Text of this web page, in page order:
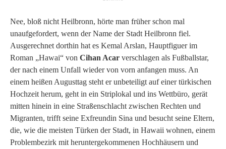
Nee, bloß nicht Heilbronn, hörte man früher schon mal
unaufgefordert, wenn der Name der Stadt Heilbronn fiel.
Ausgerechnet dorthin hat es Kemal Arslan, Hauptfiguer im
Roman „Hawai“ von Cihan Acar verschlagen als Fußballstar,
der nach einem Unfall wieder von vorn anfangen muss. An
einem heißen Augusttag steht er unbeteiligt auf einer türkischen
Hochzeit herum, geht in ein Striplokal und ins Wettbüro, gerät
mitten hinein in eine Straßenschlacht zwischen Rechten und
Migranten, trifft seine Exfreundin Sina und besucht seine Eltern,
die, wie die meisten Türken der Stadt, in Hawaii wohnen, einem
Problembezirk mit heruntergekommenen Hochhäusern und